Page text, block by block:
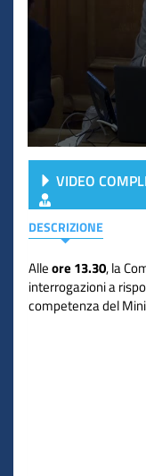
VIDEO
DESCRIZIONE
Alleore 13.30, la
interrogazioni a
competenza del